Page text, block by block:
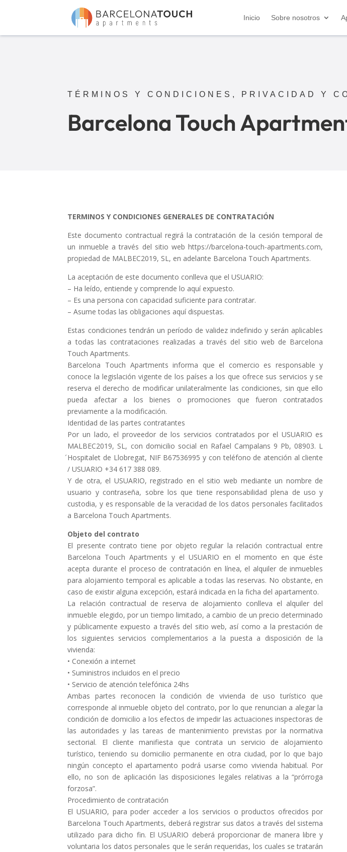
Inicio Sobre nosotros
TÉRMINOS Y CONDICIONES, PRIVACIDAD Y
Barcelona Touch
TERMINOS Y CONDICIONES GENERALES DE CONTRATACIÓN
Este documento contractual regirá la contratación de la cesión temporal de
un inmueble a través del sitio web https://barcelona-touch-apartments.com,
propiedad de MALBEC2019, SL, en adelante Barcelona Touch Apartments.
La aceptación de este documento conlleva que el USUARIO:
– Ha leído, entiende y comprende lo aquí expuesto.
– Es una persona con capacidad suficiente para contratar.
– Asume todas las obligaciones aquí dispuestas.
Estas condiciones tendrán un período de validez indefinido y serán aplicables
a todas las contrataciones realizadas a través del sitio web de Barcelona
Touch Apartments.
Barcelona Touch Apartments informa que el comercio es responsable y
conoce la legislación vigente de los países a los que ofrece sus servicios y se
reserva el derecho de modificar unilateralmente las condiciones, sin que ello
pueda afectar a los bienes o promociones que fueron contratados
previamente a la modificación.
Identidad de las partes contratantes
Por un lado, el proveedor de los servicios contratados por el USUARIO es
MALBEC2019, SL, con domicilio social en Rafael Campalans 9 Pb, 08903. L
́Hospitalet de Llobregat, NIF B67536995 y con teléfono de atención al cliente
/ USUARIO +34 617 388 089.
Y de otra, el USUARIO, registrado en el sitio web mediante un nombre de
usuario y contraseña, sobre los que tiene responsabilidad plena de uso y
custodia, y es responsable de la veracidad de los datos personales facilitados
a Barcelona Touch Apartments.
Objeto del contrato
El presente contrato tiene por objeto regular la relación contractual entre
Barcelona Touch Apartments y el USUARIO en el momento en que éste
acepta durante el proceso de contratación en línea, el alquiler de inmuebles
para alojamiento temporal es aplicable a todas las reservas. No obstante, en
caso de existir alguna excepción, estará indicada en la ficha del apartamento.
La relación contractual de reserva de alojamiento conlleva el alquiler del
inmueble elegido, por un tiempo limitado, a cambio de un precio determinado
y públicamente expuesto a través del sitio web, así como a la prestación de
los siguientes servicios complementarios a la puesta a disposición de la
vivienda:
• Conexión a internet
• Suministros incluidos en el precio
• Servicio de atención telefónica 24hs
Ambas partes reconocen la condición de vivienda de uso turístico que
corresponde al inmueble objeto del contrato, por lo que renuncian a alegar la
condición de domicilio a los efectos de impedir las actuaciones inspectoras de
las autoridades y las tareas de mantenimiento previstas por la normativa
sectorial. El cliente manifiesta que contrata un servicio de alojamiento
turístico, teniendo su domicilio permanente en otra ciudad, por lo que bajo
ningún concepto el apartamento podrá usarse como vivienda habitual. Por
ello, no son de aplicación las disposiciones legales relativas a la “prórroga
forzosa”.
Procedimiento de contratación
El USUARIO, para poder acceder a los servicios o productos ofrecidos por
Barcelona Touch Apartments, deberá registrar sus datos a través del sistema
utilizado para dicho fin. El USUARIO deberá proporcionar de manera libre y
voluntaria los datos personales que le serán requeridas, los cuales se tratarán